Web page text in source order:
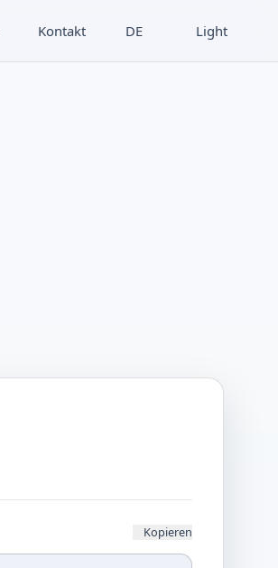
Kontakt DE Light
Kopieren